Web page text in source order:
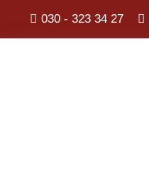
030 - 323 34 27